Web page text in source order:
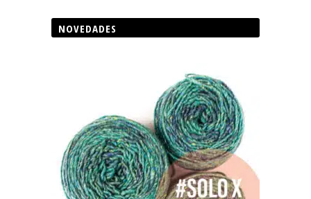
NOVEDADES